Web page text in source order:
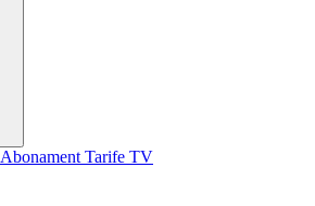
Abonament Tarife TV